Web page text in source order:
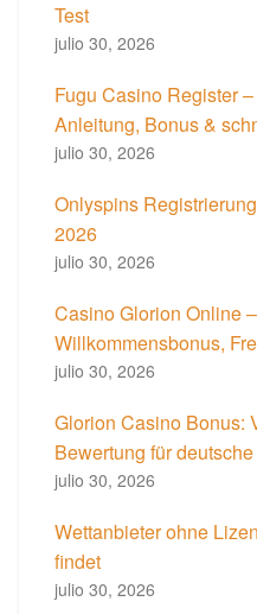
Test
julio 30, 2026
Fugu Casino Register –
Anleitung, Bonus &
julio 30, 2026
Onlyspins
2026
julio 30, 2026
Casino Glorion Online
Willkommensbonus,
julio 30, 2026
Glorion Casino Bonus:
Bewertung für
julio 30, 2026
Wettanbieter ohne
findet
julio 30, 2026